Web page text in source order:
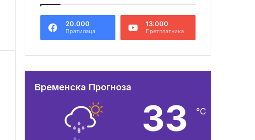
20.000
Пратилаца
13.000
Претплатника
Временска Прогноза
33 ℃